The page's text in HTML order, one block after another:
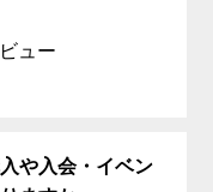
ュー
や入会・イベン